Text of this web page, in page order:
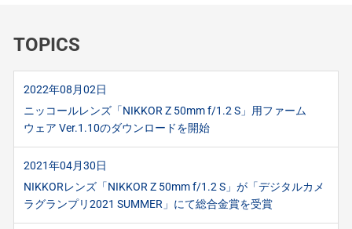
TOPICS
2022年08月02日
ニッコールレンズ「NIKKOR Z 50mm f/1.2 S」用ファーム
ウェア Ver.1.10のダウンロードを開始
2021年04月30日
NIKKORレンズ「NIKKOR Z 50mm f/1.2 S」が「デジタルカメ
ラグランプリ2021 SUMMER」にて総合金賞を受賞